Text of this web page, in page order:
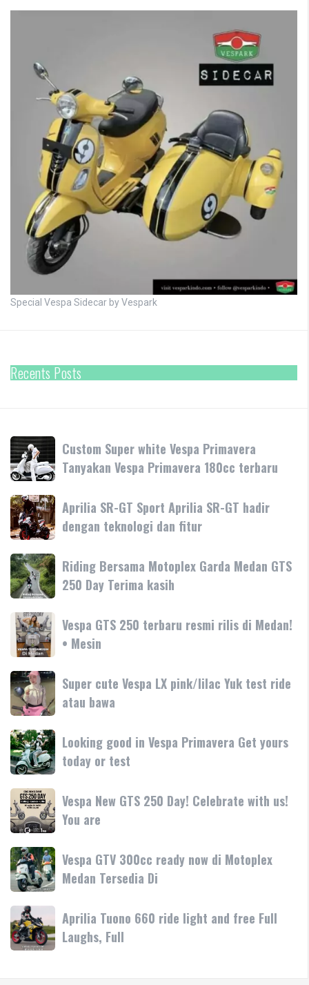
Special Vespa Sidecar by Vespark
Recents Posts
Custom
Super
white
Vespa
Primavera
Tanyakan
Vespa
Primavera
180cc
terbaru
Custom Super white Vespa Primavera
Tanyakan Vespa Primavera 180cc terbaru
Aprilia
SR-
GT
Sport
Aprilia
SR-
GT
hadir
dengan
teknologi
fitur
Aprilia SR-GT Sport Aprilia SR-GT hadir
dengan teknologi dan fitur
Riding
Bersama
Motoplex
Garda
Medan
GTS
250
Day
Terima
kasih
Riding Bersama Motoplex Garda Medan GTS
250 Day Terima kasih
Vespa
GTS
250
terbaru
resmi
rilis
di
Medan!
•
Mesin
Vespa GTS 250 terbaru resmi rilis di Medan!
• Mesin
Super
cute
Vespa
LX
pink/lilac
Yuk
test
ride
atau
bawa
Super cute Vespa LX pink/lilac Yuk test ride
atau bawa
Looking
good
in
Vespa
Primavera
Get
yours
today
or
test
Looking good in Vespa Primavera Get yours
today or test
Vespa
New
GTS
250
Day!
Celebrate
with
us!
You
are
Vespa New GTS 250 Day! Celebrate with us!
You are
Vespa
GTV
300cc
ready
now
di
Motoplex
Vespa GTV 300cc ready now di Motoplex
Medan Tersedia Di
Aprilia
Tuono
660
Aprilia Tuono 660 ride light and free Full
Laughs, Full